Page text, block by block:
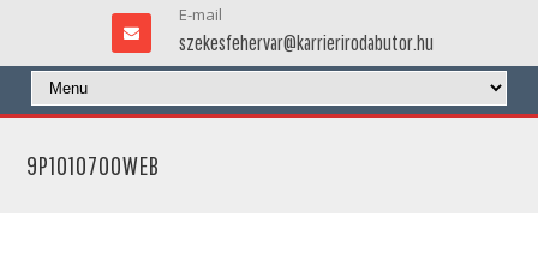
E-mail
szekesfehervar@karrierirodabutor.hu
9P1010700WEB